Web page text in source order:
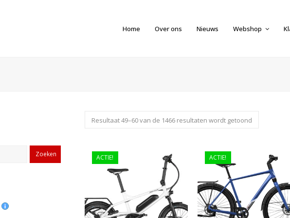
Home Over ons Nieuws Webshop
Zoeken
Resultaat 49–60 van de 1466 resultaten wordt getoond
ACTIE! ACTIE!